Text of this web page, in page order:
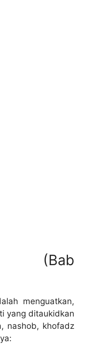
(Bab
menguatkan,
yang ditaukidkan
nashob, khofadz